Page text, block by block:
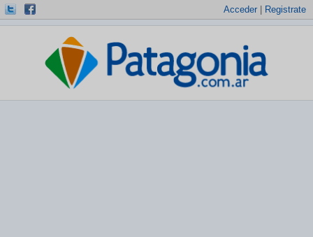
Acceder Registrate